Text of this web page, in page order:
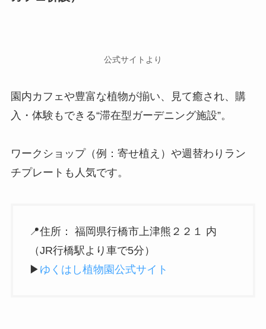
園内カフェや豊富な植物が揃い、見て癒され、購
入・体験もできる“滞在型ガーデニング施設”。